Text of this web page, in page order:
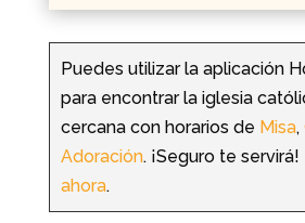
Puedes utilizar la aplicación
para encontrar la iglesia
cercana con horarios de Misa,
Adoración. ¡Seguro te servirá!
ahora.